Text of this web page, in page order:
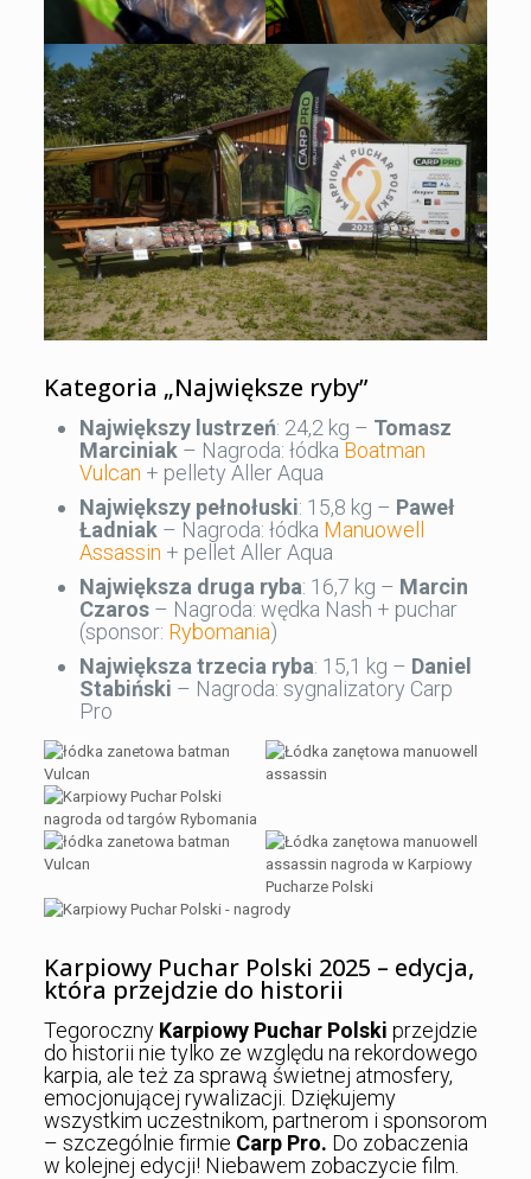
Kategoria „Największe ryby”
Największy lustrzeń: 24,2 kg – Tomasz
Marciniak – Nagroda: łódka Boatman
Vulcan + pellety Aller Aqua
Największy pełnołuski: 15,8 kg – Paweł
Ładniak – Nagroda: łódka Manuowell
Assassin + pellet Aller Aqua
Największa druga ryba: 16,7 kg – Marcin
Czaros– Nagroda: wędka Nash + puchar
(sponsor: Rybomania)
Największa trzecia ryba: 15,1 kg – Daniel
Stabiński – Nagroda: sygnalizatory Carp
Pro
Karpiowy Puchar Polski 2025 – edycja,
która przejdzie do historii
Tegoroczny Karpiowy Puchar Polski przejdzie
do historii nie tylko ze względu na rekordowego
karpia, ale też za sprawą świetnej atmosfery,
emocjonującej rywalizacji. Dziękujemy
wszystkim uczestnikom, partnerom i sponsorom
– szczególnie firmie Carp Pro. Do zobaczenia
w kolejnej edycji! Niebawem zobaczycie film.